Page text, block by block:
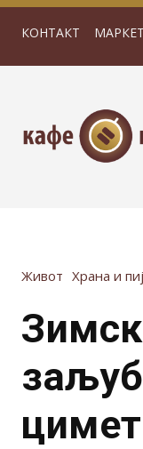
КОНТАКТ
Живот Храна и
цимет